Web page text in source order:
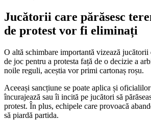
Jucătorii care părăsesc
de protest vor fi eliminați
O altă schimbare importantă vizează jucătorii
de joc pentru a protesta față de o decizie a
noile reguli, aceștia vor primi cartonaș roșu.
Aceeași sancțiune se poate aplica și
încurajează sau îi incită pe jucători să
protest. În plus, echipele care provoacă
să piardă partida.